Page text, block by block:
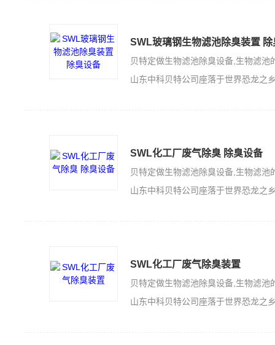
SWL玻璃钢生物滤池除臭装置 除
山东中科贝特公司座落于世界恐龙之乡的山东诸城，是一家集科技开发、生产
SWL化工厂废气除臭 除臭设备
山东中科贝特公司座落于世界恐龙之乡的山东诸城，是一家集科技开发、生产
SWL化工厂废气除臭装置
山东中科贝特公司座落于世界恐龙之乡的山东诸城，是一家集科技开发、生产